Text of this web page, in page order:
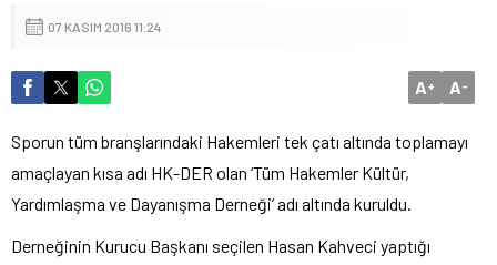
07 KASIM 2016 11:24
A+ A-
Sporun tüm branşlarındaki Hakemleri tek çatı altında toplamayı
amaçlayan kısa adı HK-DER olan ‘Tüm Hakemler Kültür,
Yardımlaşma ve Dayanışma Derneği’ adı altında kuruldu.
Derneğinin Kurucu Başkanı seçilen Hasan Kahveci yaptığı